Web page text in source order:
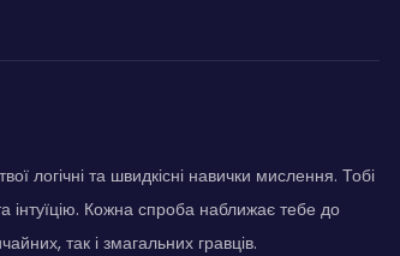
логічні та швидкісні навички мислення. Тобі
інтуїцію. Кожна спроба наближає тебе до
так і змагальних гравців.